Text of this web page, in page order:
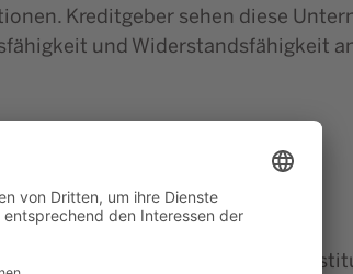
Kreditgeber sehen diese
und Widerstandsfähigkeit
ab?
(FKB) des